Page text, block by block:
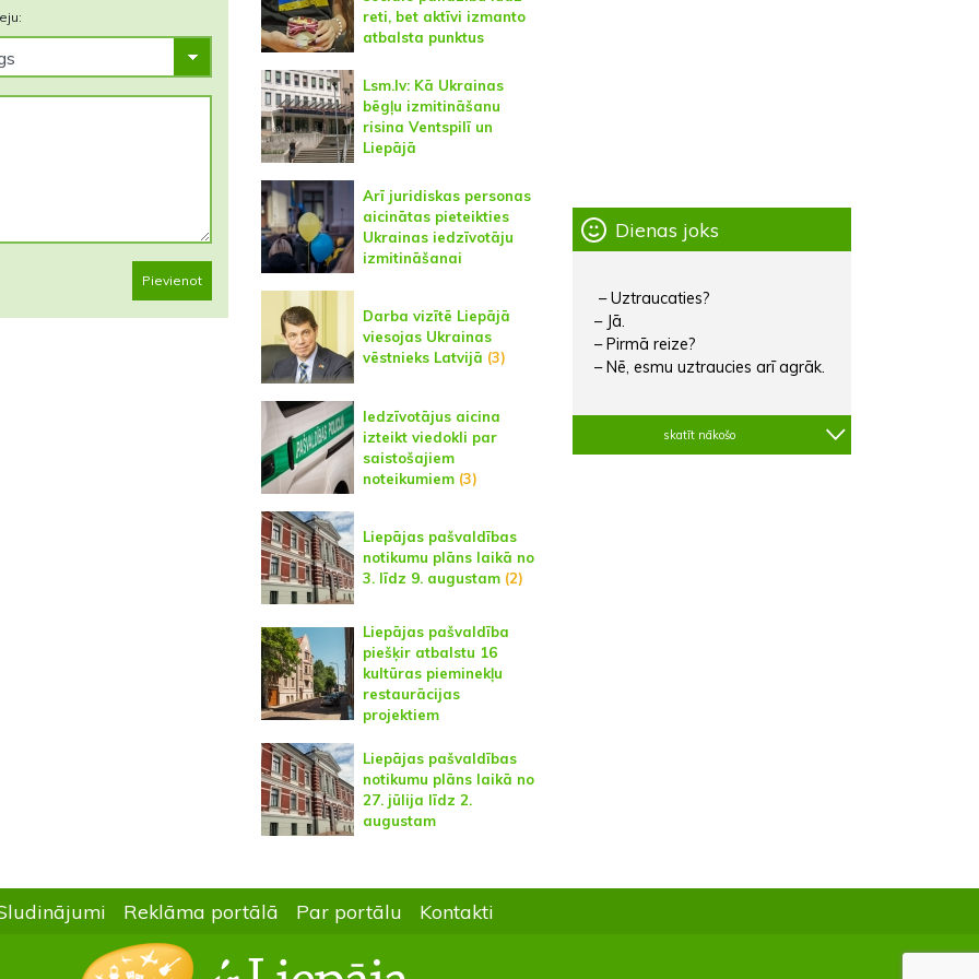
Pievienot
reti, bet aktīvi izmanto
atbalsta punktus
Lsm.lv: Kā Ukrainas
bēgļu izmitināšanu
risina Ventspilī un
Liepājā
Arī juridiskas personas
aicinātas pieteikties
Ukrainas iedzīvotāju
izmitināšanai
Darba vizītē Liepājā
viesojas Ukrainas
vēstnieks Latvijā (3)
Iedzīvotājus aicina
izteikt viedokli par
saistošajiem
noteikumiem (3)
Liepājas pašvaldības
notikumu plāns laikā no
3. līdz 9. augustam(2)
Liepājas pašvaldība
piešķir atbalstu 16
kultūras pieminekļu
restaurācijas
projektiem
Liepājas pašvaldības
notikumu plāns laikā no
27. jūlija līdz 2.
augustam
Dienas joks
– Uztraucaties?
– Jā.
– Pirmā reize?
– Nē, esmu uztraucies arī agrāk.
skatīt nākošo
Reklāma portālā Par portālu Kontakti